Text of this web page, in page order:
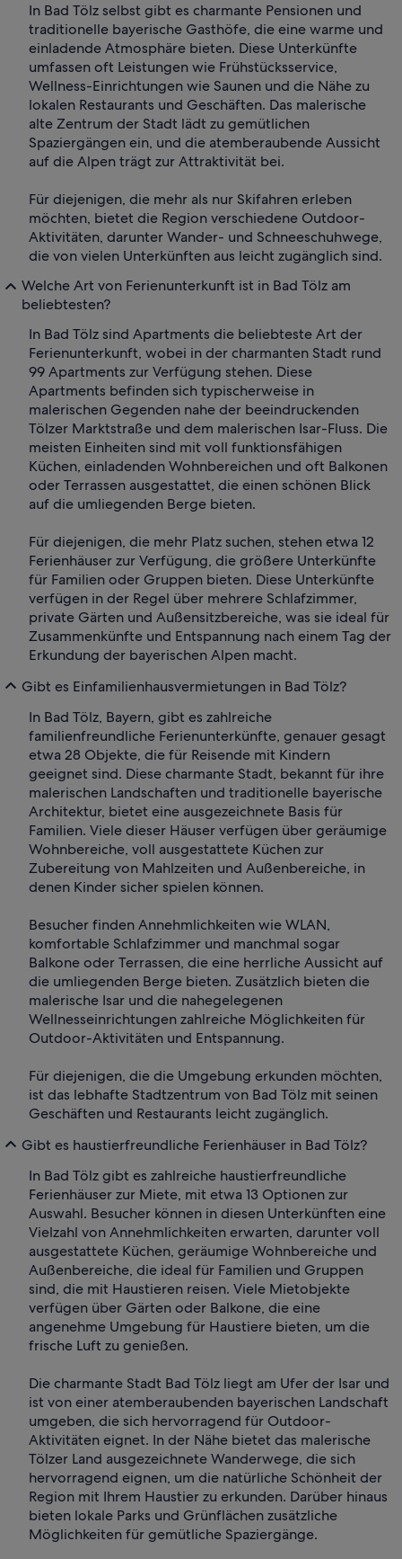
In Bad Tölz selbst gibt es charmante Pensionen und
traditionelle bayerische Gasthöfe, die eine warme und
einladende Atmosphäre bieten. Diese Unterkünfte
umfassen oft Leistungen wie Frühstücksservice,
Wellness-Einrichtungen wie Saunen und die Nähe zu
lokalen Restaurants und Geschäften. Das malerische
alte Zentrum der Stadt lädt zu gemütlichen
Spaziergängen ein, und die atemberaubende Aussicht
auf die Alpen trägt zur Attraktivität bei.
Für diejenigen, die mehr als nur Skifahren erleben
möchten, bietet die Region verschiedene Outdoor-
Aktivitäten, darunter Wander- und Schneeschuhwege,
die von vielen Unterkünften aus leicht zugänglich sind.
Welche Art von Ferienunterkunft ist in Bad Tölz am
beliebtesten?
In Bad Tölz sind Apartments die beliebteste Art der
Ferienunterkunft, wobei in der charmanten Stadt rund
99 Apartments zur Verfügung stehen. Diese
Apartments befinden sich typischerweise in
malerischen Gegenden nahe der beeindruckenden
Tölzer Marktstraße und dem malerischen Isar-Fluss. Die
meisten Einheiten sind mit voll funktionsfähigen
Küchen, einladenden Wohnbereichen und oft Balkonen
oder Terrassen ausgestattet, die einen schönen Blick
auf die umliegenden Berge bieten.
Für diejenigen, die mehr Platz suchen, stehen etwa 12
Ferienhäuser zur Verfügung, die größere Unterkünfte
für Familien oder Gruppen bieten. Diese Unterkünfte
verfügen in der Regel über mehrere Schlafzimmer,
private Gärten und Außensitzbereiche, was sie ideal für
Zusammenkünfte und Entspannung nach einem Tag der
Erkundung der bayerischen Alpen macht.
Gibt es Einfamilienhausvermietungen in Bad Tölz?
In Bad Tölz, Bayern, gibt es zahlreiche
familienfreundliche Ferienunterkünfte, genauer gesagt
etwa 28 Objekte, die für Reisende mit Kindern
geeignet sind. Diese charmante Stadt, bekannt für ihre
malerischen Landschaften und traditionelle bayerische
Architektur, bietet eine ausgezeichnete Basis für
Familien. Viele dieser Häuser verfügen über geräumige
Wohnbereiche, voll ausgestattete Küchen zur
Zubereitung von Mahlzeiten und Außenbereiche, in
denen Kinder sicher spielen können.
Besucher finden Annehmlichkeiten wie WLAN,
komfortable Schlafzimmer und manchmal sogar
Balkone oder Terrassen, die eine herrliche Aussicht auf
die umliegenden Berge bieten. Zusätzlich bieten die
malerische Isar und die nahegelegenen
Wellnesseinrichtungen zahlreiche Möglichkeiten für
Outdoor-Aktivitäten und Entspannung.
Für diejenigen, die die Umgebung erkunden möchten,
ist das lebhafte Stadtzentrum von Bad Tölz mit seinen
Geschäften und Restaurants leicht zugänglich.
Gibt es haustierfreundliche Ferienhäuser in Bad Tölz?
In Bad Tölz gibt es zahlreiche haustierfreundliche
Ferienhäuser zur Miete, mit etwa 13 Optionen zur
Auswahl. Besucher können in diesen Unterkünften eine
Vielzahl von Annehmlichkeiten erwarten, darunter voll
ausgestattete Küchen, geräumige Wohnbereiche und
Außenbereiche, die ideal für Familien und Gruppen
sind, die mit Haustieren reisen. Viele Mietobjekte
verfügen über Gärten oder Balkone, die eine
angenehme Umgebung für Haustiere bieten, um die
frische Luft zu genießen.
Die charmante Stadt Bad Tölz liegt am Ufer der Isar und
ist von einer atemberaubenden bayerischen Landschaft
umgeben, die sich hervorragend für Outdoor-
Aktivitäten eignet. In der Nähe bietet das malerische
Tölzer Land ausgezeichnete Wanderwege, die sich
hervorragend eignen, um die natürliche Schönheit der
Region mit Ihrem Haustier zu erkunden. Darüber hinaus
bieten lokale Parks und Grünflächen zusätzliche
Möglichkeiten für gemütliche Spaziergänge.